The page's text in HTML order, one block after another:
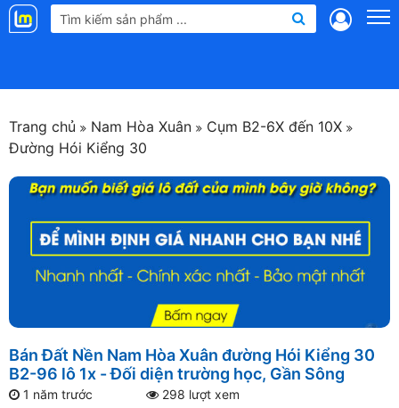
Landmap
Trang chủ Nam Hòa Xuân
Cụm B2-6X đến 10X
Đường Hói Kiểng 30
Bán Đất Nền Nam Hòa Xuân đường Hói Kiểng 30
B2-96 lô 1x - Đối diện trường học, Gần Sông
1 năm trước 298 lượt xem